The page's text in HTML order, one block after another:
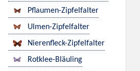
Pflaumen-Zipfelfalter
Ulmen-Zipfelfalter
Nierenfleck-Zipfelfalter
Rotklee-Bläuling